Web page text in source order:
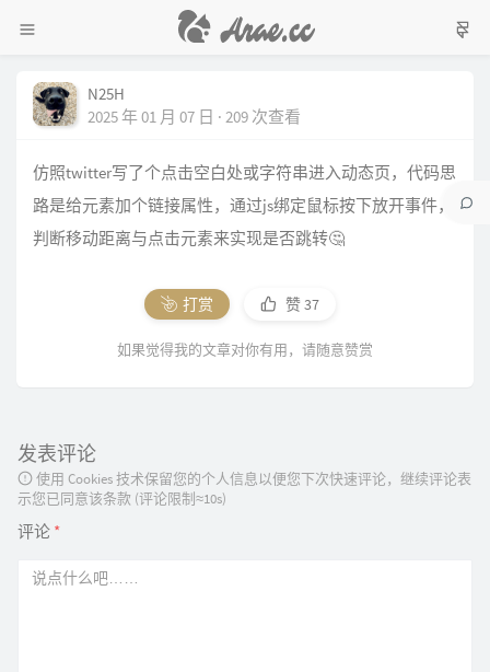
N25H
2025 年 01 月 07 日 · 209 次查看
仿照twitter写了个点击空白处或字符串进入动态页，代码思
路是给元素加个链接属性，通过js绑定鼠标按下放开事件，
判断移动距离与点击元素来实现是否跳转🤔
打赏 赞37
如果觉得我的文章对你有用，请随意赞赏
发表评论
使用 Cookies 技术保留您的个人信息以便您下次快速评论，继续评论表
示您已同意该条款 (评论限制≈10s)
评论 *